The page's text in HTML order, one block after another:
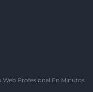
Web Profesional En Minutos